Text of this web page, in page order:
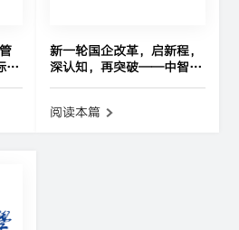
准
新一轮国企改革，启新程，
深认知，再突破——中智咨
阅读本篇